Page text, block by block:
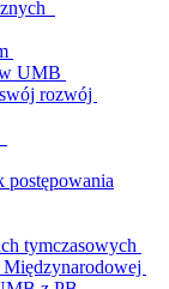
UMB
rozwój
postępowania
tymczasowych
Międzynarodowej